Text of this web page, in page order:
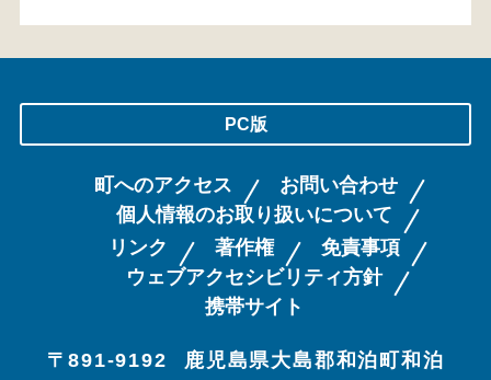
PC版
町へのアクセス
お問い合わせ
個人情報のお取り扱いについて
リンク
著作権
免責事項
ウェブアクセシビリティ方針
携帯サイト
〒891-9192
鹿児島県大島郡和泊町和泊